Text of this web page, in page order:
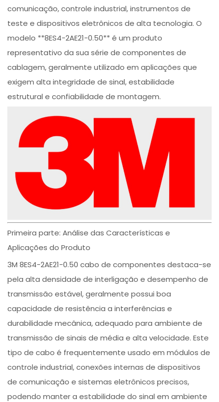
comunicação, controle industrial, instrumentos de
teste e dispositivos eletrônicos de alta tecnologia. O
modelo **8ES4-2AE21-0.50** é um produto
representativo da sua série de componentes de
cablagem, geralmente utilizado em aplicações que
exigem alta integridade de sinal, estabilidade
estrutural e confiabilidade de montagem.
Primeira parte: Análise das Características e
Aplicações do Produto
3M 8ES4-2AE21-0.50 cabo de componentes destaca-se
pela alta densidade de interligação e desempenho de
transmissão estável, geralmente possui boa
capacidade de resistência a interferências e
durabilidade mecânica, adequado para ambiente de
transmissão de sinais de média e alta velocidade. Este
tipo de cabo é frequentemente usado em módulos de
controle industrial, conexões internas de dispositivos
de comunicação e sistemas eletrônicos precisos,
podendo manter a estabilidade do sinal em ambiente